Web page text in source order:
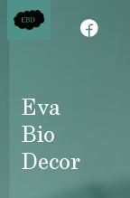
Eva
Bio
Decor